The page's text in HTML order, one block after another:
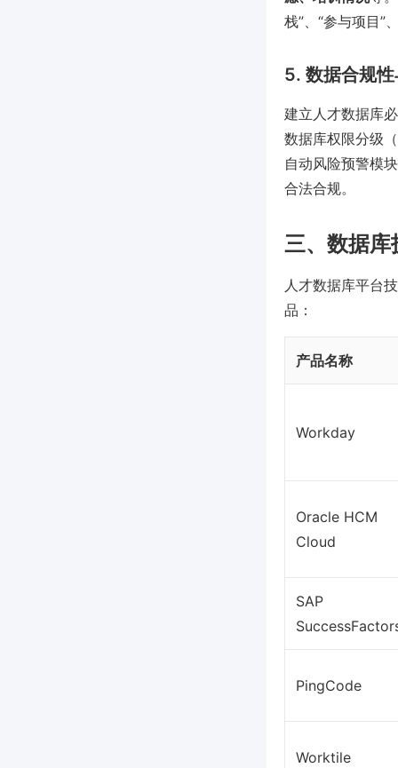
栈”、“参与项目”
5. 数据合规
建立人才数据库
数据库权限分级
自动风险预警模
合法合规。
三、数据库
人才数据库平台
品：
产品名称
Workday
Oracle HCM
Cloud
SAP
PingCode
Worktile